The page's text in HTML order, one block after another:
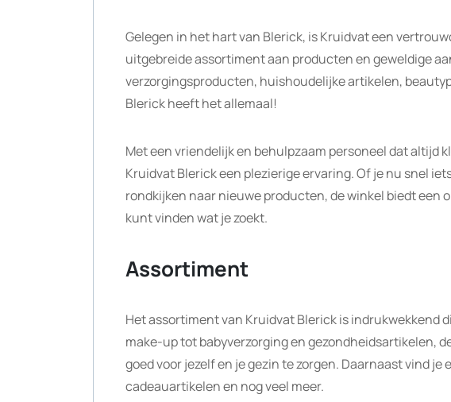
Gelegen in het hart van Blerick, is Kruidvat een
uitgebreide assortiment aan producten en geweldige
verzorgingsproducten, huishoudelijke artikelen,
Blerick heeft het allemaal!
Met een vriendelijk en behulpzaam personeel dat altijd
Kruidvat Blerick een plezierige ervaring. Of je nu snel
rondkijken naar nieuwe producten, de winkel biedt een
kunt vinden wat je zoekt.
Assortiment
Het assortiment van Kruidvat Blerick is indrukwekkend
make-up tot babyverzorging en gezondheidsartikelen,
goed voor jezelf en je gezin te zorgen. Daarnaast vind je
cadeauartikelen en nog veel meer.